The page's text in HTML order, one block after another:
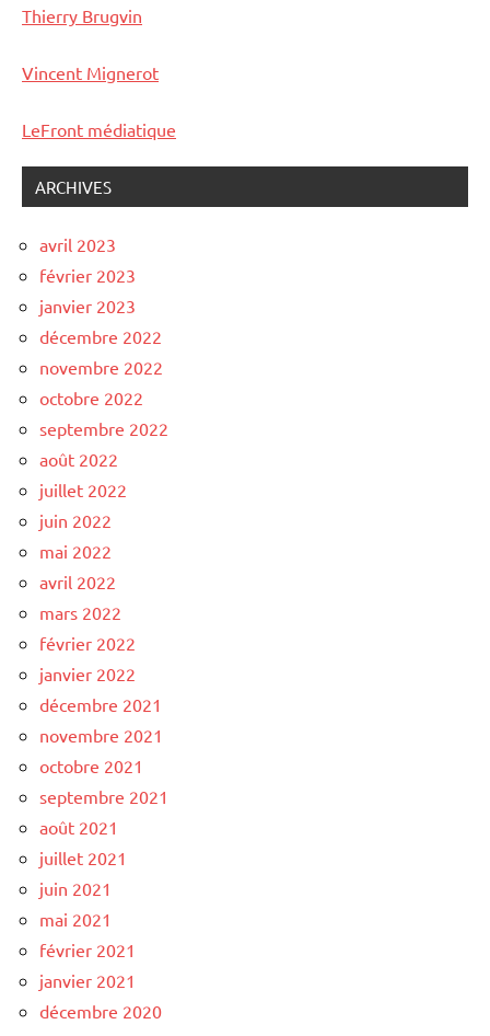
Thierry Brugvin
Vincent Mignerot
LeFront médiatique
ARCHIVES
avril 2023
février 2023
janvier 2023
décembre 2022
novembre 2022
octobre 2022
septembre 2022
août 2022
juillet 2022
juin 2022
mai 2022
avril 2022
mars 2022
février 2022
janvier 2022
décembre 2021
novembre 2021
octobre 2021
septembre 2021
août 2021
juillet 2021
juin 2021
mai 2021
février 2021
janvier 2021
décembre 2020